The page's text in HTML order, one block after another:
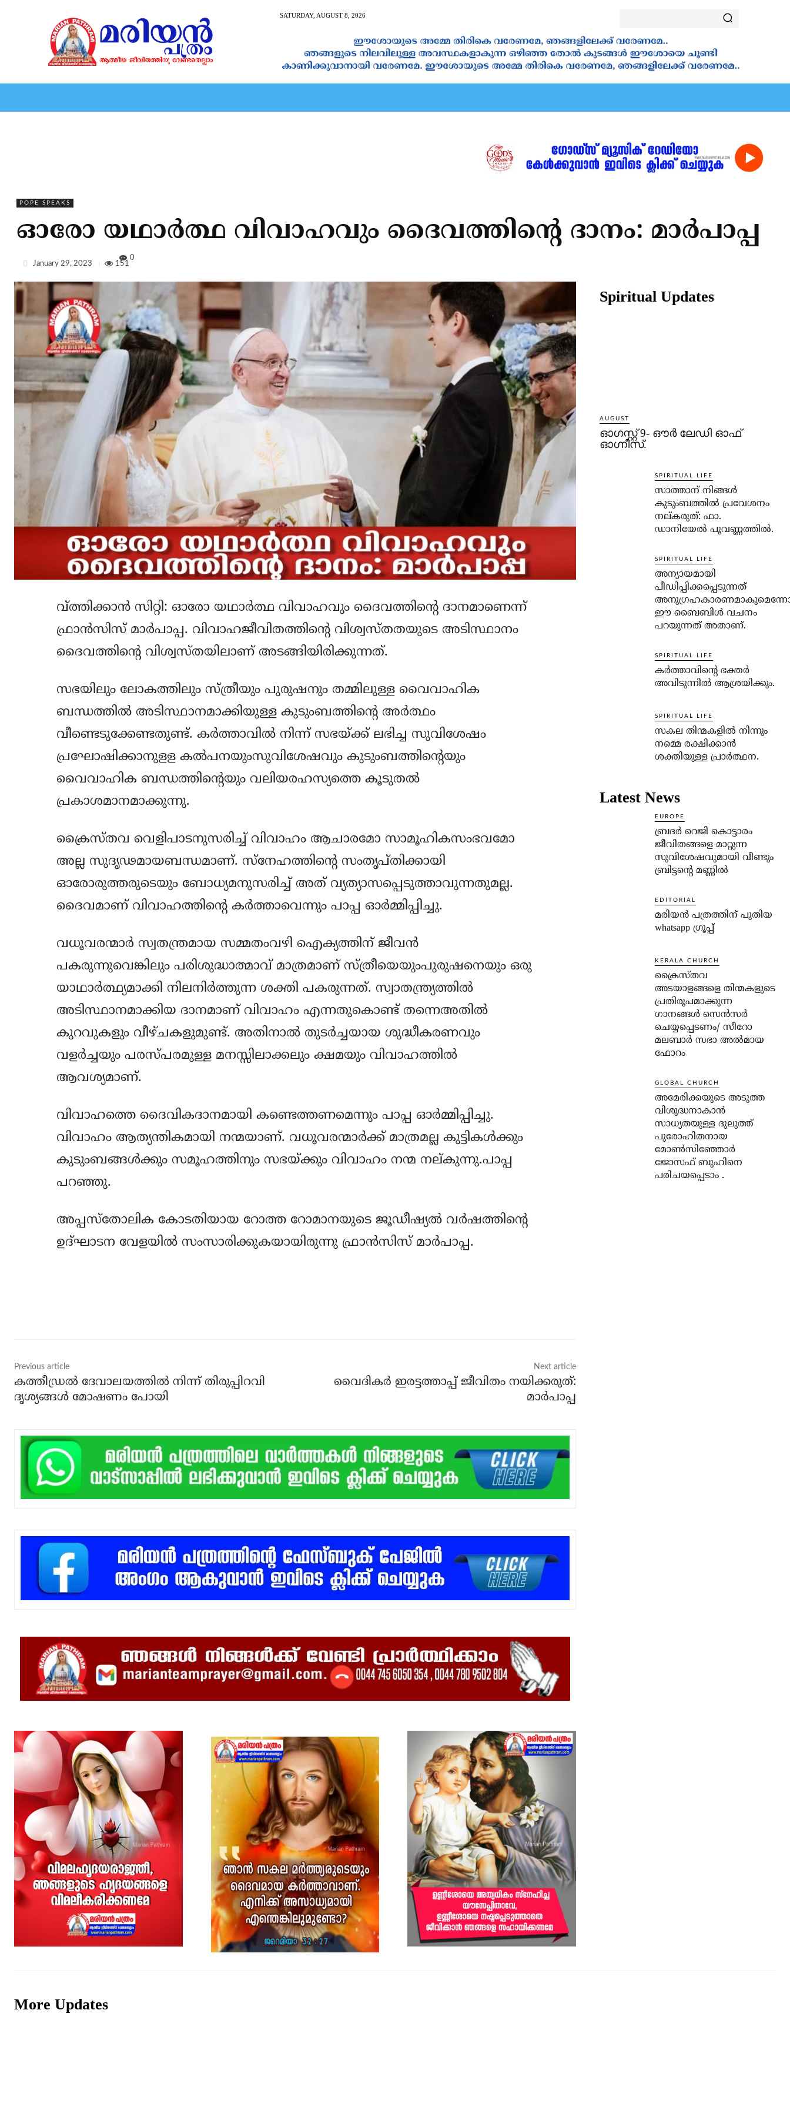
SATURDAY, AUGUST 8, 2026
POPE SPEAKS
ഓരോ യഥാര്‍ത്ഥ വിവാഹവും ദൈവത്തിന്റെ ദാനം: മാര്‍പാപ്പ
January 29, 2023 151
0
വ്ത്തിക്കാന്‍ സിറ്റി: ഓരോ യഥാര്‍ത്ഥ വിവാഹവും ദൈവത്തിന്റെ ദാനമാണെന്ന്
ഫ്രാന്‍സിസ് മാര്‍പാപ്പ. വിവാഹജീവിതത്തിന്റെ വിശ്വസ്തതയുടെ അടിസ്ഥാനം
ദൈവത്തിന്റെ വിശ്വസ്തയിലാണ് അടങ്ങിയിരിക്കുന്നത്.
സഭയിലും ലോകത്തിലും സ്ത്രീയും പുരുഷനും തമ്മിലുള്ള വൈവാഹിക
ബന്ധത്തില്‍ അടിസ്ഥാനമാക്കിയുള്ള കുടുംബത്തിന്റെ അര്‍ത്ഥം
വീണ്ടെടുക്കേണ്ടതുണ്ട്. കര്‍ത്താവില്‍ നിന്ന് സഭയ്ക്ക്‌ ലഭിച്ച സുവിശേഷം
പ്രഘോഷിക്കാനുളള കല്‍പനയുംസുവിശേഷവും കുടുംബത്തിന്റെയും
വൈവാഹിക ബന്ധത്തിന്റെയും വലിയരഹസ്യത്തെ കൂടുതല്‍
പ്രകാശമാനമാക്കുന്നു.
ക്രൈസ്തവ വെളിപാടനുസരിച്ച് വിവാഹം ആചാരമോ സാമൂഹികസംഭവമോ
അല്ല സുദൃഢമായബന്ധമാണ്. സ്‌നേഹത്തിന്റെ സംതൃപ്തിക്കായി
ഓരോരുത്തരുടെയും ബോധ്യമനുസരിച്ച് അത് വ്യത്യാസപ്പെടുത്താവുന്നതുമല്ല.
ദൈവമാണ് വിവാഹത്തിന്റെ കര്‍ത്താവെന്നും പാപ്പ ഓര്‍മ്മിപ്പിച്ചു.
വധൂവരന്മാര്‍ സ്വതന്ത്രമായ സമ്മതംവഴി ഐക്യത്തിന് ജീവന്‍
പകരുന്നുവെങ്കിലും പരിശുദ്ധാത്മാവ് മാത്രമാണ് സ്ത്രീയെയുംപുരുഷനെയും ഒരു
യാഥാര്‍ത്ഥ്യമാക്കി നിലനിര്‍ത്തുന്ന ശക്തി പകരുന്നത്. സ്വാതന്ത്ര്യത്തില്‍
അടിസ്ഥാനമാക്കിയ ദാനമാണ് വിവാഹം എന്നതുകൊണ്ട് തന്നെഅതില്‍
കുറവുകളും വീഴ്ചകളുമുണ്ട്. അതിനാല്‍ തുടര്‍ച്ചയായ ശുദ്ധീകരണവും
വളര്‍ച്ചയും പരസ്പരമുള്ള മനസ്സിലാക്കലും ക്ഷമയും വിവാഹത്തില്‍
ആവശ്യമാണ്.
വിവാഹത്തെ ദൈവികദാനമായി കണ്ടെത്തണമെന്നും പാപ്പ ഓര്‍മ്മിപ്പിച്ചു.
വിവാഹം ആത്യന്തികമായി നന്മയാണ്. വധൂവരന്മാര്‍ക്ക് മാത്രമല്ല കുട്ടികള്‍ക്കും
കുടുംബങ്ങള്‍ക്കും സമൂഹത്തിനും സഭയ്ക്കും വിവാഹം നന്മ നല്കുന്നു.പാപ്പ
പറഞ്ഞു.
അപ്പസ്‌തോലിക കോടതിയായ റോത്ത റോമാനയുടെ ജൂഡീഷ്യല്‍ വര്‍ഷത്തിന്റെ
ഉദ്ഘാടന വേളയില്‍ സംസാരിക്കുകയായിരുന്നു ഫ്രാന്‍സിസ് മാര്‍പാപ്പ.
Previous article
കത്തീഡ്രല്‍ ദേവാലയത്തില്‍ നിന്ന് തിരുപ്പിറവി
ദൃശ്യങ്ങള്‍ മോഷണം പോയി
Next article
വൈദികര്‍ ഇരട്ടത്താപ്പ് ജീവിതം നയിക്കരുത്:
മാര്‍പാപ്പ
Spiritual Updates
AUGUST
ഓഗസ്റ്റ് 9- ഔര്‍ ലേഡി ഓഫ്
ഓഗ്നീസ്.
SPIRITUAL LIFE
സാത്താന് നിങ്ങള്‍
കുടുംബത്തില്‍ പ്രവേശനം
നല്കരുത്: ഫാ.
ഡാനിയേല്‍ പൂവണ്ണത്തില്‍.
SPIRITUAL LIFE
അന്യായമായി
പീഡിപ്പിക്കപ്പെടുന്നത്
ഈ ബൈബിള്‍ വചനം
പറയുന്നത് അതാണ്.
SPIRITUAL LIFE
കര്‍ത്താവിന്റെ ഭക്തര്‍
അവിടുന്നില്‍ ആശ്രയിക്കും.
SPIRITUAL LIFE
സകല തിന്മകളില്‍ നിന്നും
നമ്മെ രക്ഷിക്കാന്‍
ശക്തിയുള്ള പ്രാര്‍ത്ഥന.
Latest News
EUROPE
ബ്രദർ റെജി കൊട്ടാരം
ജീവിതങ്ങളെ മാറ്റുന്ന
സുവിശേഷവുമായി വീണ്ടും
ബ്രിട്ടന്റെ മണ്ണിൽ
EDITORIAL
മരിയൻ പത്രത്തിന് പുതിയ
whatsapp ഗ്രൂപ്പ്
KERALA CHURCH
ക്രൈസ്തവ
അടയാളങ്ങളെ തിന്മകളുടെ
പ്രതിരൂപമാക്കുന്ന
ഗാനങ്ങൾ സെൻസർ
ചെയ്യപ്പെടണം/ സീറോ
മലബാർ സഭാ അൽമായ
ഫോറം
GLOBAL CHURCH
അമേരിക്കയുടെ അടുത്ത
വിശുദ്ധനാകാൻ
സാധ്യതയുള്ള ദുലുത്ത്
പുരോഹിതനായ
മോൺസിഞ്ഞോർ
ജോസഫ് ബുഹിനെ
പരിചയപ്പെടാം .
More Updates